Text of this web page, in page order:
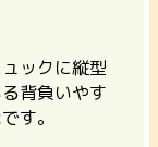
ックに縦型
背負いやす
す。